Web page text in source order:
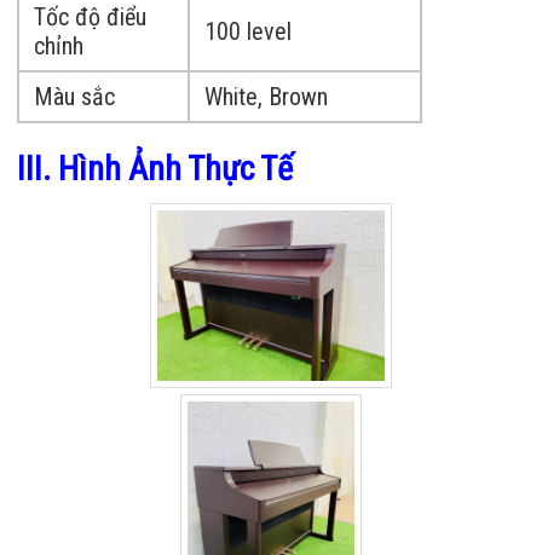
Tốc độ điểu
chỉnh
100 level
Màu sắc White, Brown
III. Hình Ảnh Thực Tế